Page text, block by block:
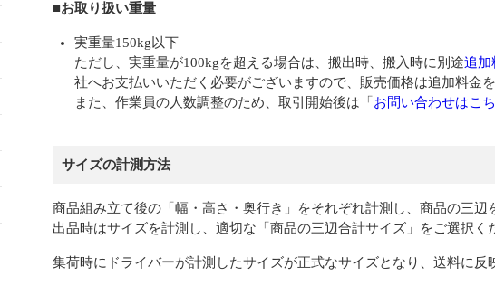
■お取り扱い重量
実重量150kg以下
ただし、実重量が100kgを超える場合は、搬出時、搬入時に別途追加
社へお支払いいただく必要がございますので、販売価格は追加料金
また、作業員の人数調整のため、取引開始後は「 お問い合わせはこ
サイズの計測方法
商品組み立て後の「幅・高さ・奥行き」をそれぞれ計測し、商品の三辺
出品時はサイズを計測し、適切な「商品の三辺合計サイズ」をご選択く
集荷時にドライバーが計測したサイズが正式なサイズとなり、送料に反